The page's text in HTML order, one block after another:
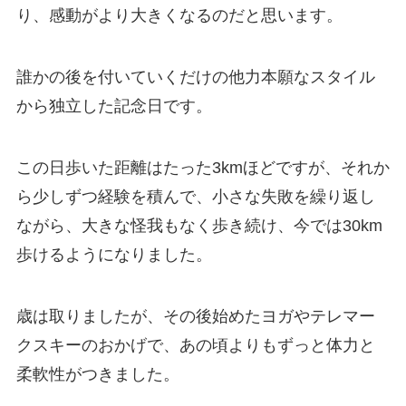
り、感動がより大きくなるのだと思います。
誰かの後を付いていくだけの他力本願なスタイル
から独立した記念日です。
この日歩いた距離はたった3kmほどですが、それか
ら少しずつ経験を積んで、小さな失敗を繰り返し
ながら、大きな怪我もなく歩き続け、今では30km
歩けるようになりました。
歳は取りましたが、その後始めたヨガやテレマー
クスキーのおかげで、あの頃よりもずっと体力と
柔軟性がつきました。